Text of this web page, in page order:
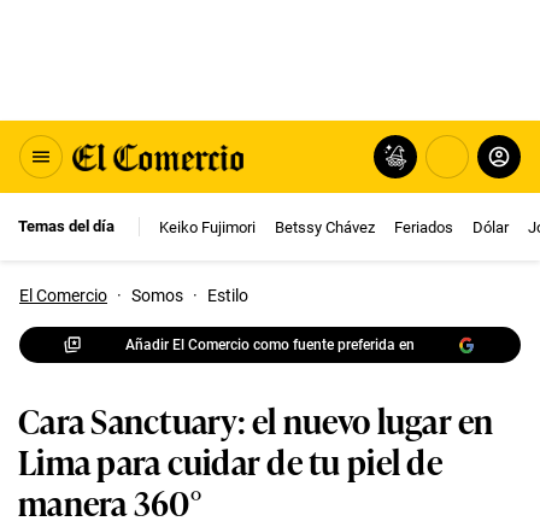
Temas del día Keiko Fujimori Betssy Chávez Feriados Dólar
El Comercio · Somos · Estilo
Añadir El Comercio como fuente preferida en
Cara Sanctuary: el nuevo lugar en
Lima para cuidar de tu piel de
manera 360°